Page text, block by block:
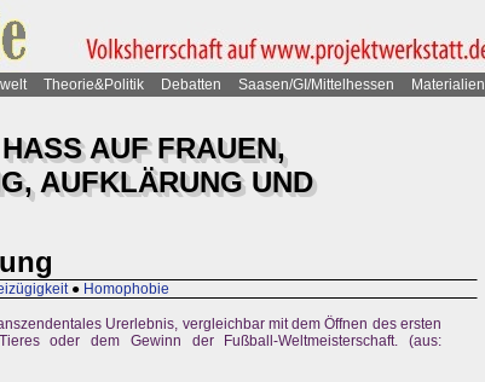
Theorie&Politik Debatten Saasen/GI/Mittelhessen Materialien
AUF FRAUEN,
AUFKLÄRUNG UND
● Homophobie
Urerlebnis, vergleichbar mit dem Öffnen des ersten
oder dem Gewinn der Fußball-Weltmeisterschaft. (aus: